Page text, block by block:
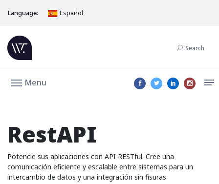
Language: Español
Search
Menu
RestAPI
Potencie sus aplicaciones con API RESTful. Cree una
comunicación eficiente y escalable entre sistemas para un
intercambio de datos y una integración sin fisuras.